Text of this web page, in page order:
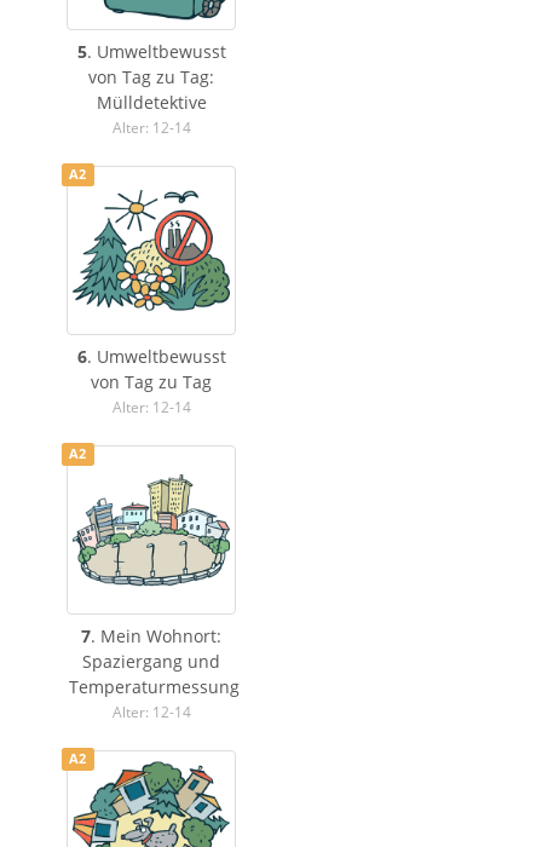
5. Umweltbewusst
von Tag zu Tag:
Mülldetektive
Alter: 12-14
6. Umweltbewusst
von Tag zu Tag
Alter: 12-14
A2
7. Mein Wohnort:
Spaziergang und
Temperaturmessung
Alter: 12-14
A2
A2